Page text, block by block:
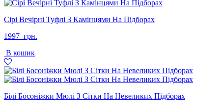
Сірі Вечірні Туфлі З Камінцями На Підборах
1997 грн.
В кошик
Білі Босоніжки Мюлі З Сітки На Невеликих Підборах